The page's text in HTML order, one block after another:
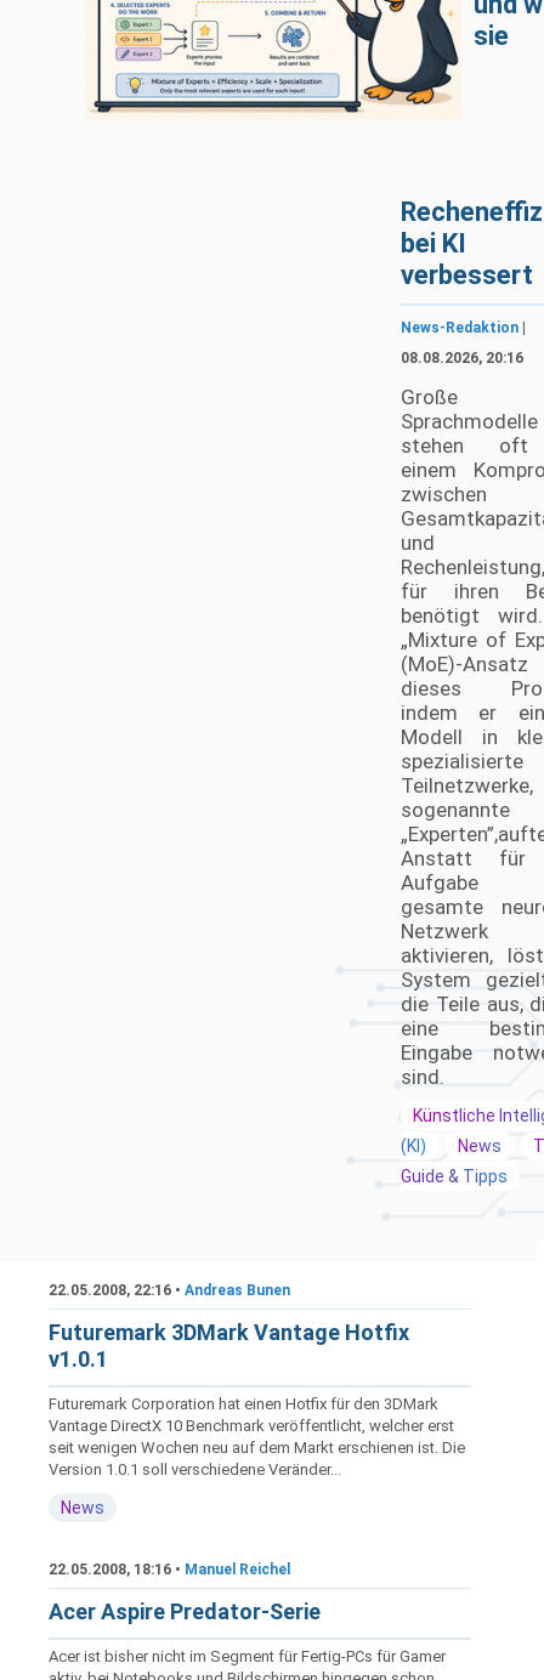
sie
bei KI
verbessert
News-Redaktion
08.08.2026, 20:16
Große
Sprachmodelle
stehen
einem
zwischen
und
für ihren
benötigt
„Mixture of
(MoE)-
dieses
indem er
Modell in
spezialisierte
Teilnetzwerke,
sogenannte
Anstatt für
Aufgabe
gesamte
aktivieren,
System
die Teile aus,
eine
Eingabe
sind.
Künstliche
(KI)
News
Guide & Tipps
22.05.2008, 22:16 • Andreas Bunen
Futuremark 3DMark Vantage Hotfix
v1.0.1
Futuremark Corporation hat einen Hotfix für den 3DMark
Vantage DirectX 10 Benchmark veröffentlicht, welcher erst
seit wenigen Wochen neu auf dem Markt erschienen ist. Die
Version 1.0.1 soll verschiedene Veränder...
News
22.05.2008, 18:16 • Manuel Reichel
Acer Aspire Predator-Serie
Acer ist bisher nicht im Segment für Fertig-PCs für Gamer